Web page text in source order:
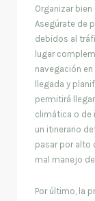
Organizar
Asegúrate de
debidos al
lugar
navegación
llegada y
permitirá
climática o de
un itinerario
pasar por alto
mal manejo
Por último, la